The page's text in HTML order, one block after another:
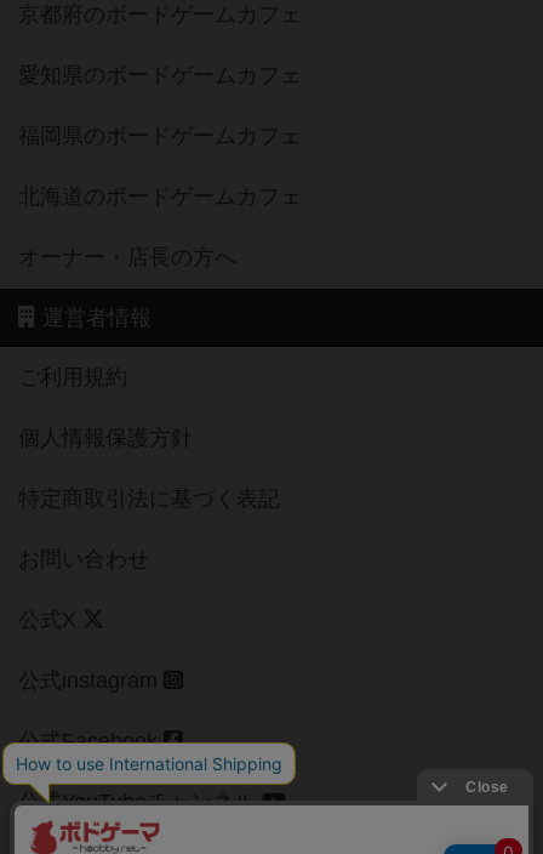
京都府のボードゲームカフェ
愛知県のボードゲームカフェ
福岡県のボードゲームカフェ
北海道のボードゲームカフェ
オーナー・店長の方へ
運営者情報
ご利用規約
個人情報保護方針
特定商取引法に基づく表記
お問い合わせ
公式X
公式instagram
公式Facebook
公式YouTubeチャンネル